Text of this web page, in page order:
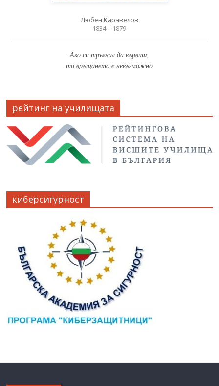
Любен Каравелов
1834 – 1879
Ако си тръгнал да вървиш,
то връщането е невъзможно
рейтинг на училищата
киберсигурност